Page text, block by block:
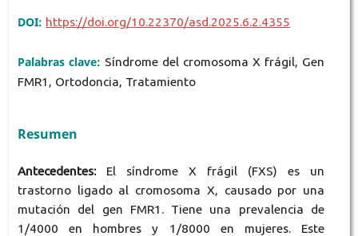
DOI: https://doi.org/10.22370/asd.2025.6.2.4355
Palabras clave: Síndrome del cromosoma X frágil, Gen
FMR1, Ortodoncia, Tratamiento
Resumen
Antecedentes:El síndrome X frágil (FXS) es un
trastorno ligado al cromosoma X, causado por una
mutación del gen FMR1. Tiene una prevalencia de
1/4000 en hombres y 1/8000 en mujeres. Este